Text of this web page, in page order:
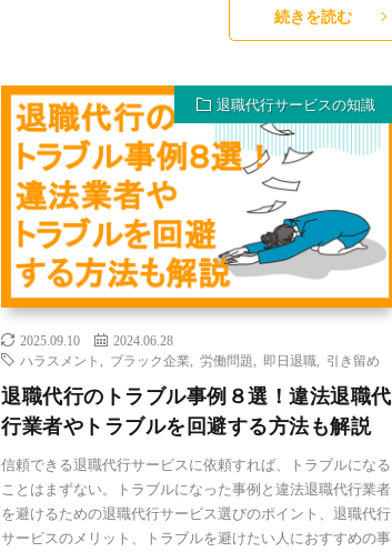
続きを読む
退職代行サービスの知識
2025.09.10
2024.06.28
ハラスメント
ブラック企業 ,労働問題 即日退職 引き留め
退職代行のトラブル事例８選！違法退職代
行業者やトラブルを回避する方法も解説
信頼できる退職代行サービスに依頼すれば、トラブルになる
ことはまずない。トラブルになった事例と違法退職代行業者
を避けるための退職代行サービス選びのポイント、退職代行
サービスのメリット、トラブルを避けたい人におすすめの事